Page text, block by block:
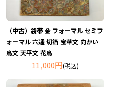
（中古）袋帯 金 フォーマル セミフ
ォーマル 六通 切箔 宝華文 向かい
鳥文 天平文 花鳥
11,000円(税込)